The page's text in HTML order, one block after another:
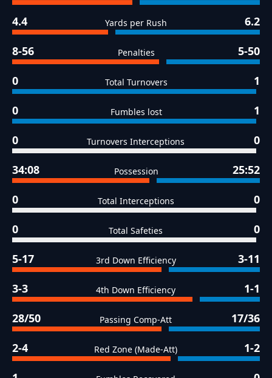
4.4 Yards per Rush 6.2
8-56 Penalties 5-50
0 Total Turnovers 1
0 Fumbles lost 1
0 Turnovers Interceptions 0
34:08 Possession 25:52
0 Total Interceptions 0
0 Total Safeties 0
5-17 3rd Down Efficiency 3-11
3-3 4th Down Efficiency 1-1
28/50 Passing Comp-Att 17/36
2-4 Red Zone (Made-Att) 1-2